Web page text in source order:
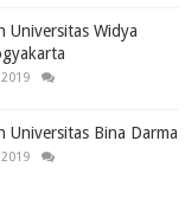
Universitas Widya
Universitas Bina Darma